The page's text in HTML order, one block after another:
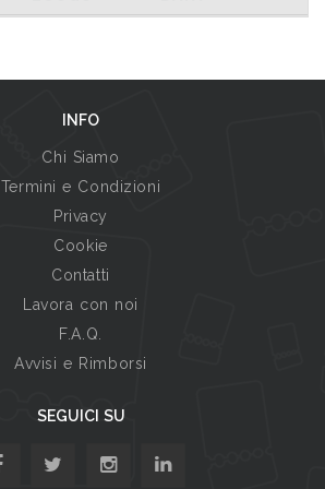
INFO
Chi Siamo
Termini e Condizioni
Privacy
Cookie
Contatti
Lavora con noi
F.A.Q.
Avvisi e Rimborsi
SEGUICI SU